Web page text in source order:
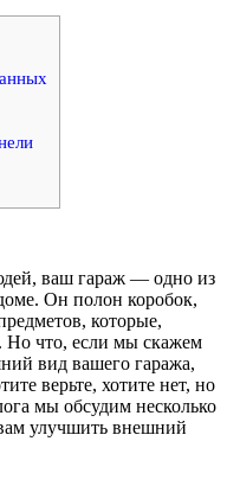
ваш гараж — одно из
Он полон коробок,
которые,
Но что, если мы скажем
вид вашего гаража,
верьте, хотите нет, но
мы обсудим несколько
улучшить внешний